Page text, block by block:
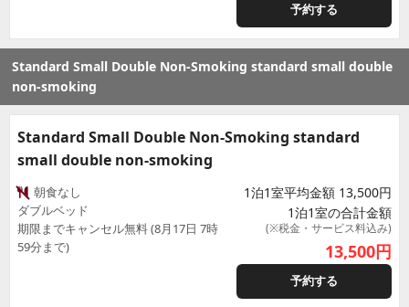
予約する
Standard Small Double Non-Smoking standard small double
non-smoking
Standard Small Double Non-Smoking standard
small double non-smoking
朝食なし
ダブルベッド
期限までキャンセル無料 (8月17日 7時
59分まで)
1泊1室平均金額 13,500円
1泊1室の合計金額
(※税金・サービス料込み)
13,500円
予約する